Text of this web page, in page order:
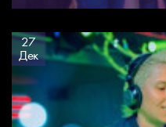
27
Дек